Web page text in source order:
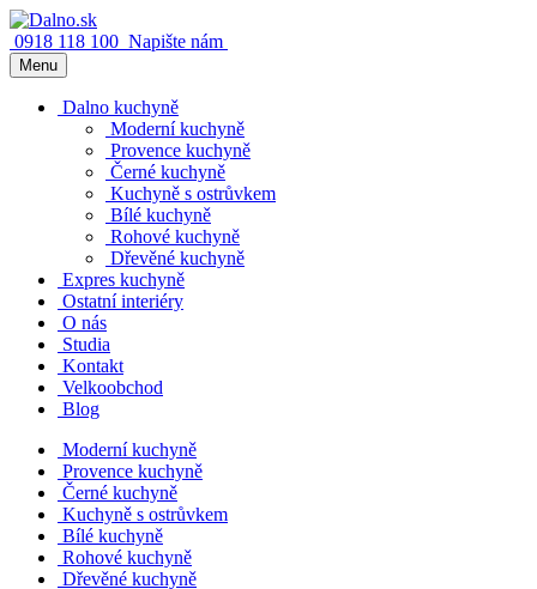
0918 118 100 Napište nám
Menu
Dalno kuchyně
Moderní kuchyně
Provence kuchyně
Černé kuchyně
Kuchyně s ostrůvkem
Bílé kuchyně
Rohové kuchyně
Dřevěné kuchyně
Expres kuchyně
Ostatní interiéry
O nás
Studia
Kontakt
Velkoobchod
Blog
Moderní kuchyně
Provence kuchyně
Černé kuchyně
Kuchyně s ostrůvkem
Bílé kuchyně
Rohové kuchyně
Dřevěné kuchyně